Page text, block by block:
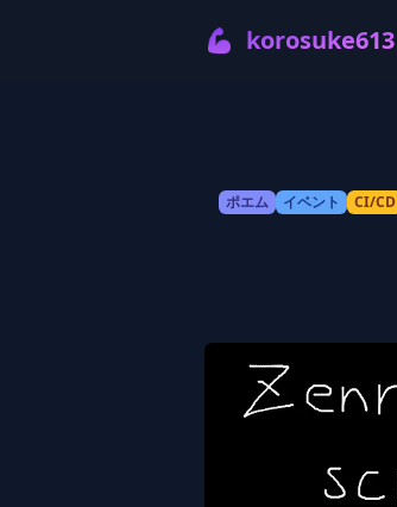
💪 korosuke613
ポエム イベント CI/CD